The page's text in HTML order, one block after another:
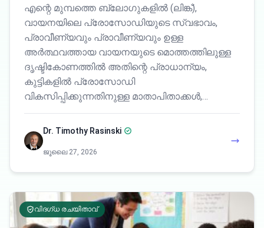
എന്റെ മുമ്പത്തെ ബ്ലോഗുകളിൽ (ലിങ്ക്),
വായനയിലെ പ്രോസോഡിയുടെ സ്വഭാവം,
പ്രാവീണ്യവും പ്രാവീണ്യവും ഉള്ള
അർത്ഥവത്തായ വായനയുടെ മൊത്തത്തിലുള്ള
ദൃഷ്ടികോണത്തിൽ അതിന്റെ പ്രാധാന്യം,
കുട്ടികളിൽ പ്രോസോഡി
വികസിപ്പിക്കുന്നതിനുള്ള മാതാപിതാക്കൾ,…
Dr. Timothy Rasinski
ജൂലൈ 27, 2026
വിദഗ്ധ രചയിതാവ്